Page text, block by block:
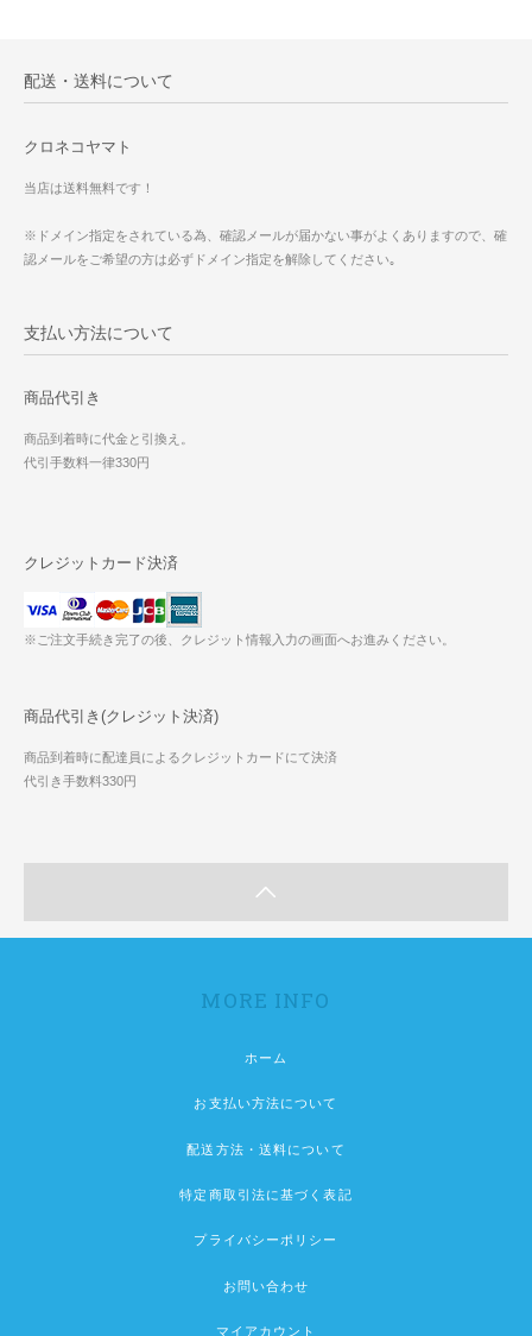
配送・送料について
クロネコヤマト
当店は送料無料です！
※ドメイン指定をされている為、確認メールが届かない事がよくありますので、確
認メールをご希望の方は必ずドメイン指定を解除してください｡
支払い方法について
商品代引き
商品到着時に代金と引換え。
代引手数料一律330円
クレジットカード決済
※ご注文手続き完了の後、クレジット情報入力の画面へお進みください。
商品代引き(クレジット決済)
商品到着時に配達員によるクレジットカードにて決済
代引き手数料330円
MORE INFO
ホーム
お支払い方法について
配送方法・送料について
特定商取引法に基づく表記
プライバシーポリシー
お問い合わせ
マイアカウント